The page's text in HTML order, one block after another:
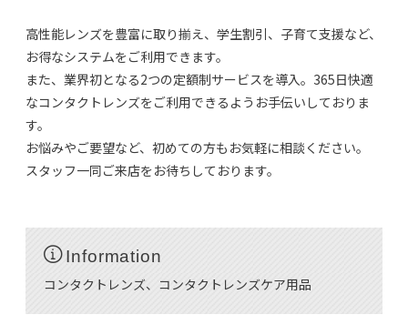
高性能レンズを豊富に取り揃え、学生割引、子育て支援など、
お得なシステムをご利用できます。
また、業界初となる2つの定額制サービスを導入。365日快適
なコンタクトレンズをご利用できるようお手伝いしておりま
す。
お悩みやご要望など、初めての方もお気軽に相談ください。
スタッフ一同ご来店をお待ちしております。
Information
コンタクトレンズ、コンタクトレンズケア用品